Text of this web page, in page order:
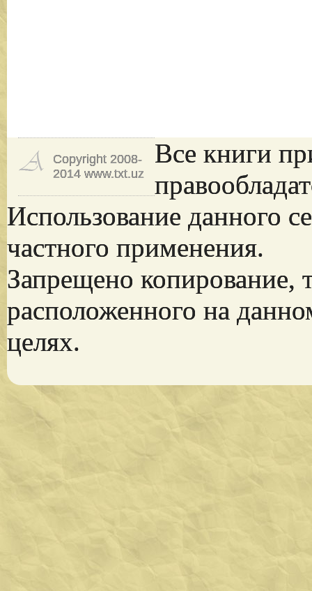
Copyright 2008-
2014 www.txt.uz
Все книги
Использование данного
частного применения.
Запрещено копирование,
расположенного на
целях.